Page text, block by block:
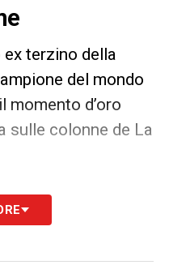
terzino della
del mondo
momento d’oro
sulle colonne de La
giusto combattere